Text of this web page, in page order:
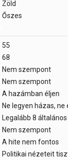
Zöld
Őszes
55
68
Nem szempont
Nem szempont
A hazámban éljen
Ne legyen házas,
Legalább 8 általános
Nem szempont
A hite nem fontos
Politikai nézeteit